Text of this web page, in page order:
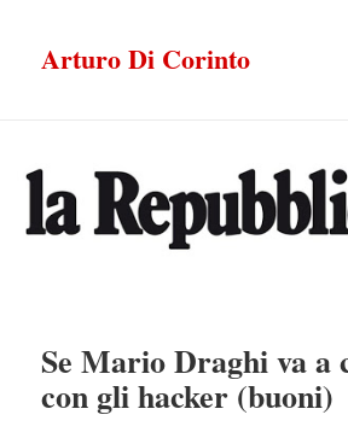
Arturo Di Corinto
Se Mario Draghi va a
con gli hacker (buoni)